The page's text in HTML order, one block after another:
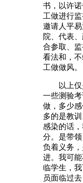
书，以许
工做进行
邀请人平
院、代表
合参取、
看法和，
工做做风。
以上仅
一些测验
做，多少
多的是教
感染的话
分。是带
负着义务
进。我可
临学生，
员面临过